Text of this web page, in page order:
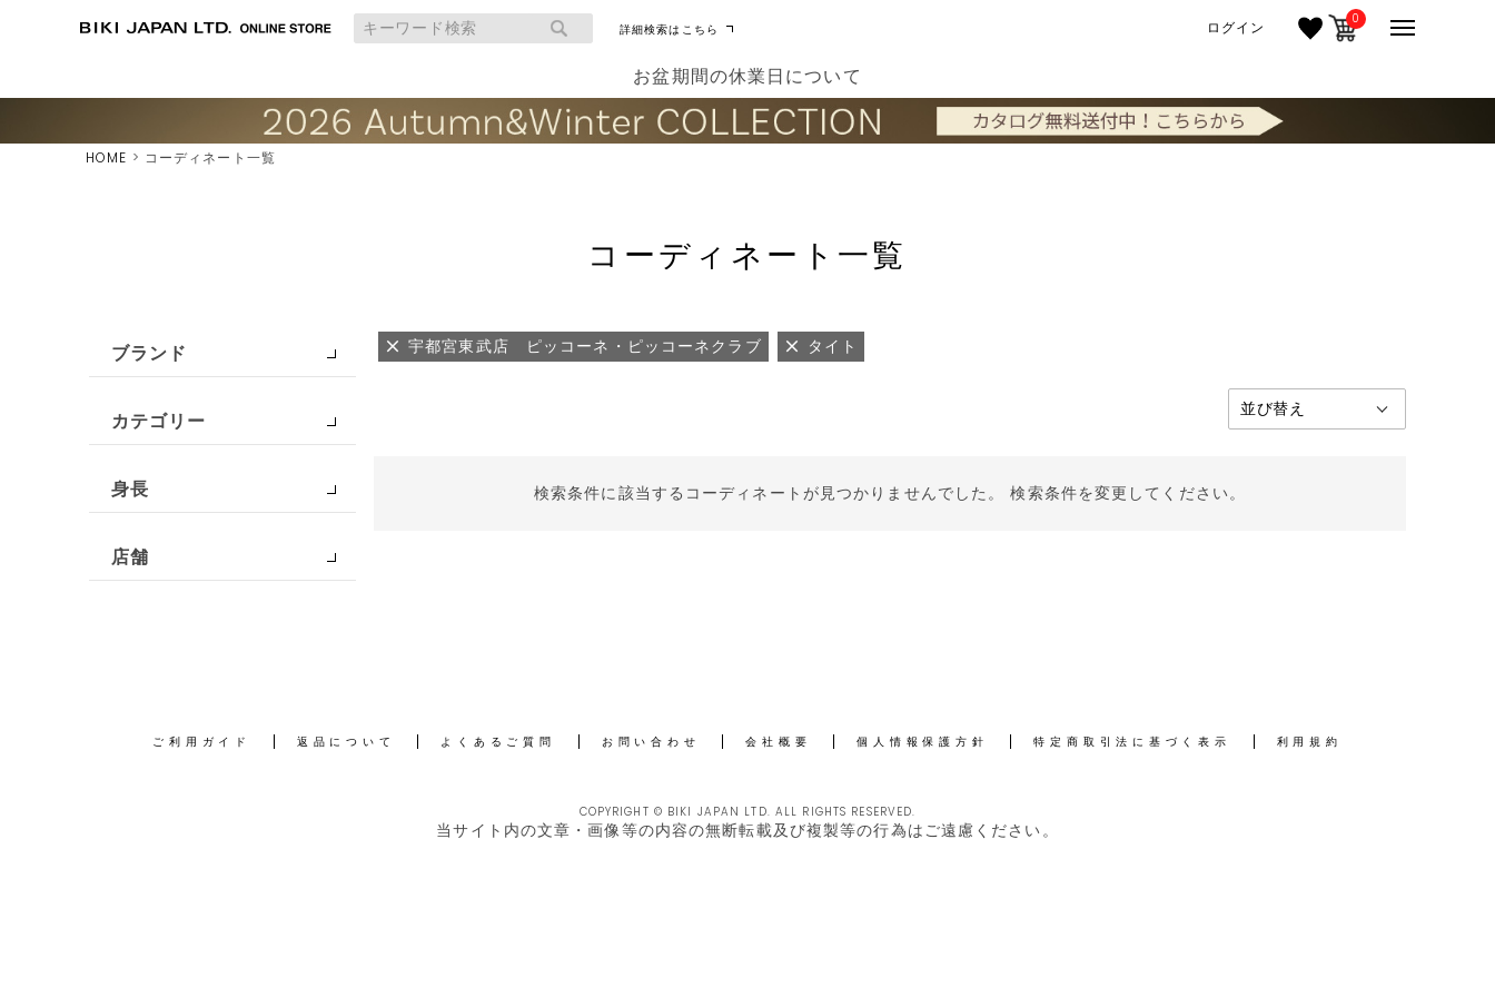
詳細検索はこちら ログイン 0
お盆期間の休業日について
HOME コーディネート一覧
コーディネート一覧
ブランド
カテゴリー
身長
店舗
宇都宮東武店 ピッコーネ・ピッコーネクラブ タイト
検索条件に該当するコーディネートが見つかりませんでした。 検索条件を変更してください。
ご利用ガイド 返品について よくあるご質問 お問い合わせ 会社概要 個人情報保護方針 特定商取引法に基づく表示 利用規約
COPYRIGHT © BIKI JAPAN LTD. ALL RIGHTS RESERVED.
当サイト内の文章・画像等の内容の無断転載及び複製等の行為はご遠慮ください。